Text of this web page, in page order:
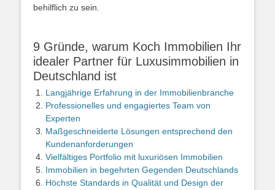
behilflich zu sein.
9 Gründe, warum Koch Immobilien Ihr
idealer Partner für Luxusimmobilien in
Deutschland ist
Langjährige Erfahrung in der Immobilienbranche
Professionelles und engagiertes Team von
Experten
Maßgeschneiderte Lösungen entsprechend den
Kundenanforderungen
Vielfältiges Portfolio mit luxuriösen Immobilien
Immobilien in begehrten Gegenden Deutschlands
Höchste Standards in Qualität und Design der